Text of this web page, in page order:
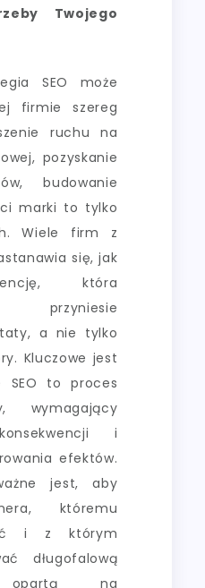
Twojego
SEO może
firmie szereg
ruchu na
pozyskanie
budowanie
marki to tylko
Wiele firm z
się, jak
która
przyniesie
a nie tylko
Kluczowe jest
SEO to proces
wymagający
i
efektów.
jest, aby
któremu
i z którym
długofalową
opartą na